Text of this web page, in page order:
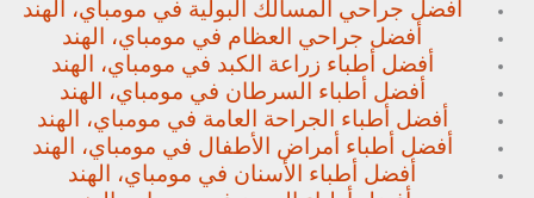
أفضل جراحي المسالك البولية في مومباي، الهند
أفضل جراحي العظام في مومباي، الهند
أفضل أطباء زراعة الكبد في مومباي، الهند
أفضل أطباء السرطان في مومباي، الهند
أفضل أطباء الجراحة العامة في مومباي، الهند
أفضل أطباء أمراض الأطفال في مومباي، الهند
أفضل أطباء الأسنان في مومباي، الهند